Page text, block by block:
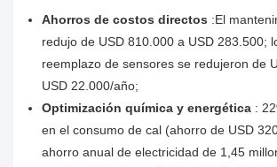
Ahorros de costos directos :El
redujo de USD 810.000 a USD 283.500;
reemplazo de sensores se redujeron de
USD 22.000/año;
Optimización química y energética :
en el consumo de cal (ahorro de USD
ahorro anual de electricidad de 1,45